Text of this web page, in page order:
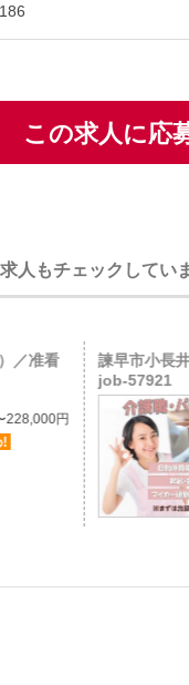
この求人に応
人もチェックしてい
／准看
228,000円
!
諫早市小長
job-57921